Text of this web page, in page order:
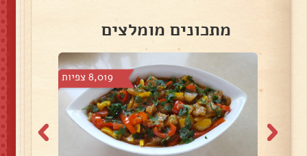
מתכונים מומלצים
8,019 צפיות